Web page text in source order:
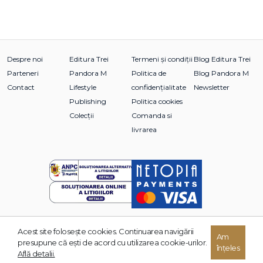
Despre noi
Parteneri
Contact
Editura Trei
Pandora M
Lifestyle
Publishing
Colecții
Termeni și condiții
Politica de
confidențialitate
Politica cookies
Comanda si
livrarea
Blog Editura Trei
Blog Pandora M
Newsletter
© 2026 Grupul Editorial TREI. Toate drepturile rezervate.
Acest site foloseşte cookies. Continuarea navigării
presupune că eşti de acord cu utilizarea cookie-urilor.
Află detalii.
Am
înțeles